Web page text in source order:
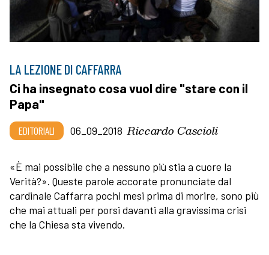
LA LEZIONE DI CAFFARRA
Ci ha insegnato cosa vuol dire "stare con il
Papa"
EDITORIALI 06_09_2018 Riccardo Cascioli
«È mai possibile che a nessuno più stia a cuore la
Verità?». Queste parole accorate pronunciate dal
cardinale Caffarra pochi mesi prima di morire, sono più
che mai attuali per porsi davanti alla gravissima crisi
che la Chiesa sta vivendo.